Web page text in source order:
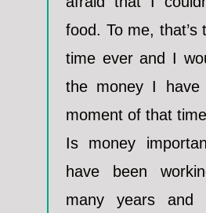
food. To me, that’s
time ever and I
the money I
moment of that
Is money
have been
many years and